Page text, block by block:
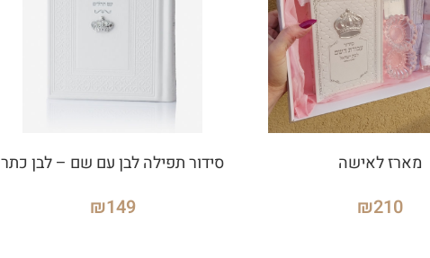
מארז לאישה
₪210
סידור תפילה לבן עם שם – לבן כתר
₪149